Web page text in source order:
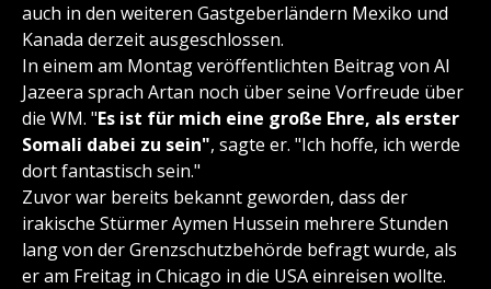
auch in den weiteren Gastgeberländern Mexiko und
Kanada derzeit ausgeschlossen.
In einem am Montag veröffentlichten Beitrag von Al
Jazeera sprach Artan noch über seine Vorfreude über
die WM. "Es ist für mich eine große Ehre, als erster
Somali dabei zu sein", sagte er. "Ich hoffe, ich werde
dort fantastisch sein."
Zuvor war bereits bekannt geworden, dass der
irakische Stürmer Aymen Hussein mehrere Stunden
lang von der Grenzschutzbehörde befragt wurde, als
er am Freitag in Chicago in die USA einreisen wollte.